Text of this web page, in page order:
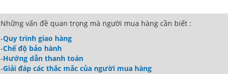
Những vấn đề quan trọng mà người mua hàng cần biết :
-Quy trình giao hàng
-Chế độ bảo hành
-Hướng dẫn thanh toán
-Giải đáp các thắc mắc của người mua hàng